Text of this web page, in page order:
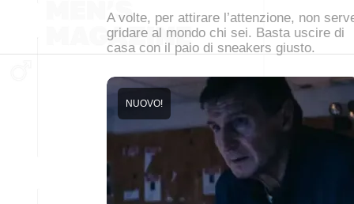
A volte, per attirare l’attenzione, non
gridare al mondo chi sei. Basta uscire di
casa con il paio di sneakers giusto.
NUOVO!